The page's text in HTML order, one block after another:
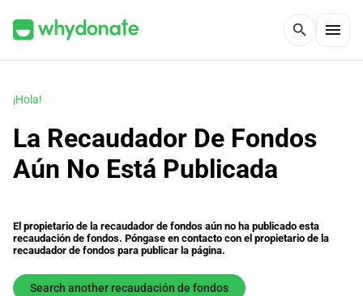
search menu
¡Hola!
La Recaudador De Fondos
Aún No Está Publicada
El propietario de la recaudador de fondos aún no ha publicado esta
recaudación de fondos. Póngase en contacto con el propietario de la
recaudador de fondos para publicar la página.
Search another recaudación de fondos